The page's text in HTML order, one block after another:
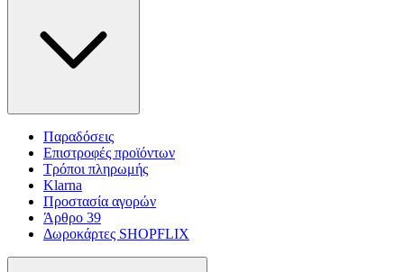
Παραδόσεις
Επιστροφές προϊόντων
Τρόποι πληρωμής
Klarna
Προστασία αγορών
Άρθρο 39
Δωροκάρτες SHOPFLIX